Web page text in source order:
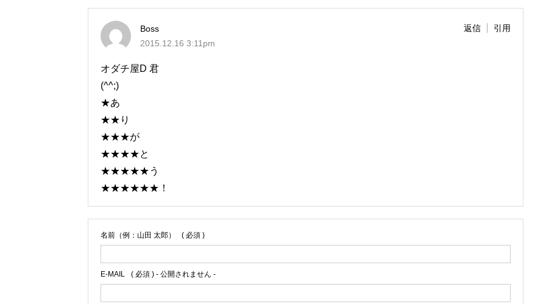
Boss
2015.12.16 3:11pm
返信 引用
オダチ屋D 君
(^^;)
★あ
★★り
★★★が
★★★★と
★★★★★う
★★★★★★！
名前（例：山田 太郎） ( 必須 )
E-MAIL ( 必須 ) - 公開されません -